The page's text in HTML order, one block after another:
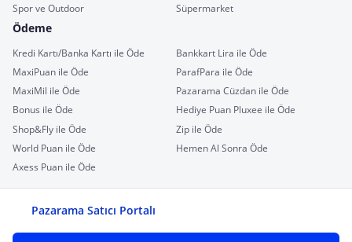
Spor ve Outdoor
Süpermarket
Ödeme
Kredi Kartı/Banka Kartı ile Öde
Bankkart Lira ile Öde
MaxiPuan ile Öde
ParafPara ile Öde
MaxiMil ile Öde
Pazarama Cüzdan ile Öde
Bonus ile Öde
Hediye Puan Pluxee ile Öde
Shop&Fly ile Öde
Zip ile Öde
World Puan ile Öde
Hemen Al Sonra Öde
Axess Puan ile Öde
Pazarama Satıcı Portalı